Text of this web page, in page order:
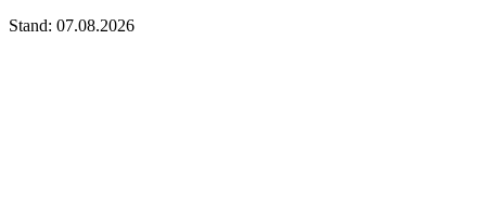
Stand: 07.08.2026